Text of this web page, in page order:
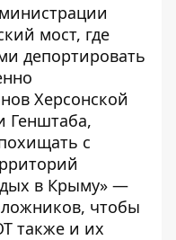
мост, где
депортировать
Херсонской
Генштаба,
с
в Крыму» —
чтобы
также и их